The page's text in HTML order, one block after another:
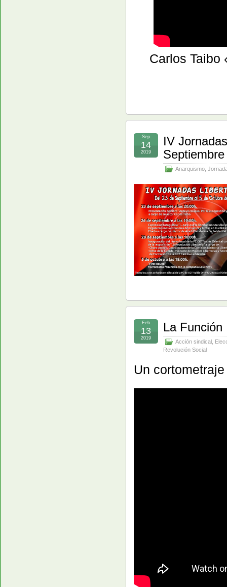
Carlos
IV
Anarquismo
Sep
14
2019
La Función
Acción sindical
Revolución Social
Feb
13
2019
Un